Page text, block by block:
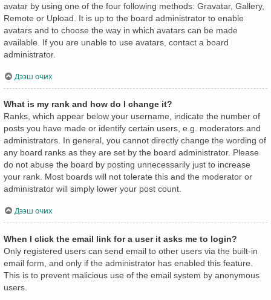
avatar by using one of the four following methods: Gravatar, Gallery,
Remote or Upload. It is up to the board administrator to enable
avatars and to choose the way in which avatars can be made
available. If you are unable to use avatars, contact a board
administrator.
Дээш очих
What is my rank and how do I change it?
Ranks, which appear below your username, indicate the number of
posts you have made or identify certain users, e.g. moderators and
administrators. In general, you cannot directly change the wording of
any board ranks as they are set by the board administrator. Please
do not abuse the board by posting unnecessarily just to increase
your rank. Most boards will not tolerate this and the moderator or
administrator will simply lower your post count.
Дээш очих
When I click the email link for a user it asks me to login?
Only registered users can send email to other users via the built-in
email form, and only if the administrator has enabled this feature.
This is to prevent malicious use of the email system by anonymous
users.